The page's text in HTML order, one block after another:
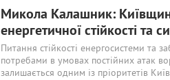
Микола Калашник:
енергетичної стійкості та
Питання стійкості енергосистеми та
потребами в умовах постійних атак
залишається одним із пріоритетів